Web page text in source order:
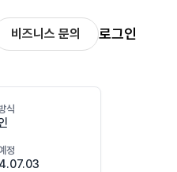
비즈니스 문의 로그인
식
정